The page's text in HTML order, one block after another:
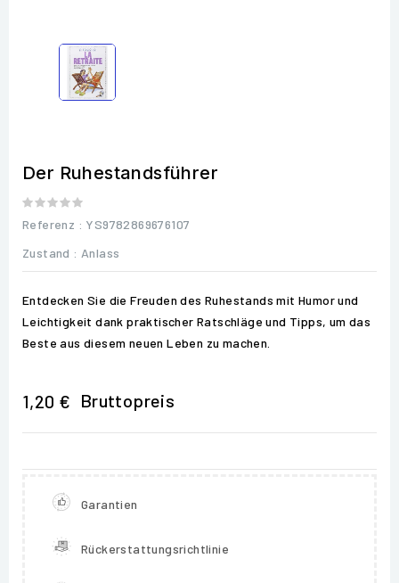
Der Ruhestandsführer
Referenz : YS9782869676107
Zustand : Anlass
Entdecken Sie die Freuden des Ruhestands mit Humor und
Leichtigkeit dank praktischer Ratschläge und Tipps, um das
Beste aus diesem neuen Leben zu machen.
1,20 € Bruttopreis
Garantien
Rückerstattungsrichtlinie